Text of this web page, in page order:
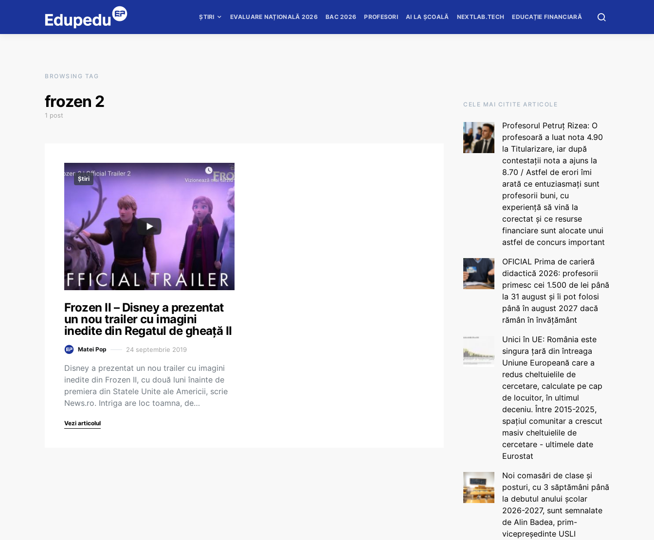
ȘTIRI EVALUARE NAȚIONALĂ 2026 BAC 2026 PROFESORI AI LA ȘCOALĂ NEXTLAB.TECH EDUCAȚIE FINANCIARĂ
BROWSING TAG
frozen 2
1 post
Știri
Frozen II – Disney a prezentat
un nou trailer cu imagini
inedite din Regatul de gheaţă II
Matei Pop 24 septembrie 2019
Disney a prezentat un nou trailer cu imagini
inedite din Frozen II, cu două luni înainte de
premiera din Statele Unite ale Americii, scrie
News.ro. Intriga are loc toamna, de…
Vezi articolul
CELE MAI CITITE ARTICOLE
Profesorul Petruț Rizea: O
profesoară a luat nota 4.90
la Titularizare, iar după
contestații nota a ajuns la
8.70 / Astfel de erori îmi
arată ce entuziasmați sunt
profesorii buni, cu
experiență să vină la
corectat și ce resurse
financiare sunt alocate unui
astfel de concurs important
OFICIAL Prima de carieră
didactică 2026: profesorii
primesc cei 1.500 de lei până
la 31 august și îi pot folosi
până în august 2027 dacă
rămân în învățământ
Unici în UE: România este
singura țară din întreaga
Uniune Europeană care a
redus cheltuielile de
cercetare, calculate pe cap
de locuitor, în ultimul
deceniu. Între 2015-2025,
spațiul comunitar a crescut
masiv cheltuielile de
cercetare - ultimele date
Eurostat
Noi comasări de clase și
posturi, cu 3 săptămâni până
la debutul anului școlar
2026-2027, sunt semnalate
de Alin Badea, prim-
vicepreședinte USLI